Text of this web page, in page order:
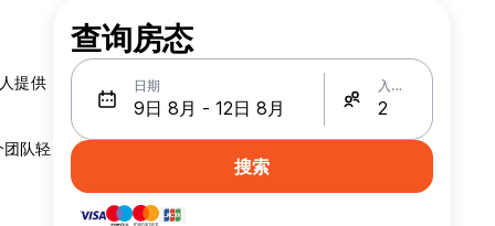
提供
队轻
查询房态
日期 入住人数
搜索